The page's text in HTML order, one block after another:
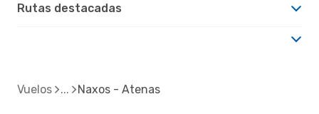
Rutas destacadas
Vuelos Naxos - Atenas